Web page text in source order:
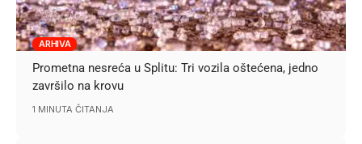
ARHIVA
Prometna nesreća u Splitu: Tri vozila oštećena, jedno
završilo na krovu
1 MINUTA ČITANJA